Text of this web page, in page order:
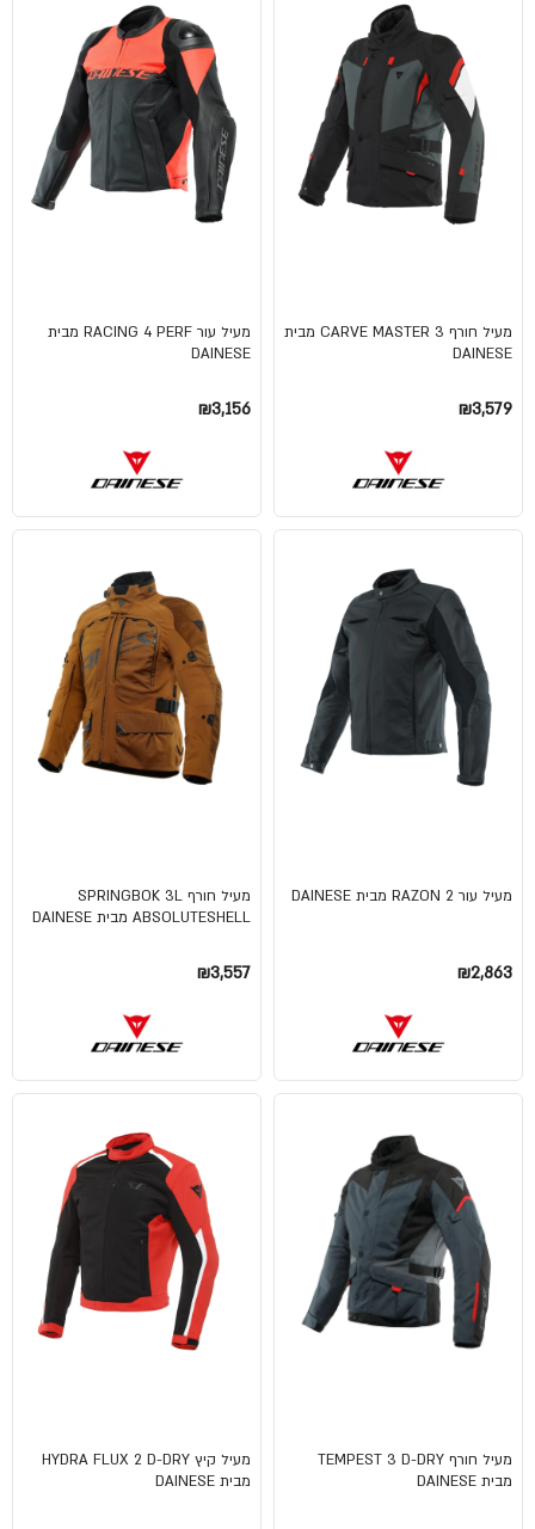
מעיל חורף CARVE MASTER 3 מבית
DAINESE
₪3,579
מעיל עור RACING 4 PERF מבית
DAINESE
₪3,156
מעיל עור RAZON 2 מבית DAINESE
₪2,863
מעיל חורף SPRINGBOK 3L
ABSOLUTESHELL מבית DAINESE
₪3,557
מעיל חורף TEMPEST 3 D-DRY
מבית DAINESE
מעיל קיץ HYDRA FLUX 2 D-DRY
מבית DAINESE